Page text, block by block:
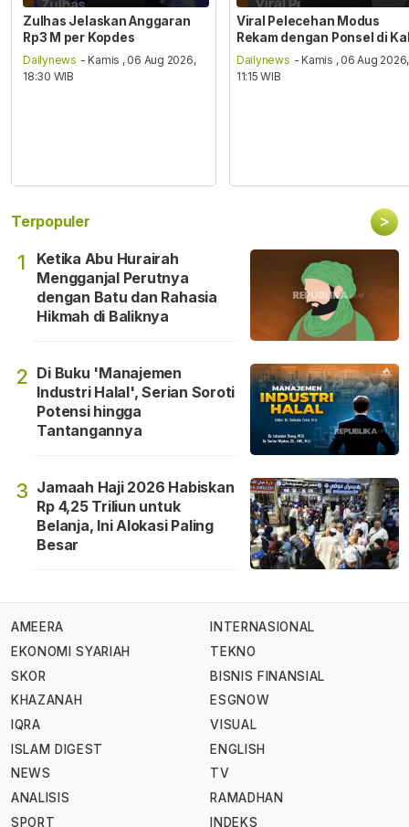
Zulhas Jelaskan Anggaran
Rp3 M per Kopdes
Dailynews - Kamis , 06 Aug 2026,
18:30 WIB
Viral Pelecehan Modus
Rekam dengan Ponsel di
Dailynews - Kamis , 06 Aug 2026,
11:15 WIB
Terpopuler >
1
Ketika Abu Hurairah
Mengganjal Perutnya
dengan Batu dan Rahasia
Hikmah di Baliknya
2 Di Buku 'Manajemen
Industri Halal', Serian Soroti
Potensi hingga
Tantangannya
3 Jamaah Haji 2026 Habiskan
Rp 4,25 Triliun untuk
Belanja, Ini Alokasi Paling
Besar
AMEERA
EKONOMI SYARIAH
SKOR
KHAZANAH
IQRA
ISLAM DIGEST
NEWS
ANALISIS
SPORT
INTERNASIONAL
TEKNO
BISNIS FINANSIAL
ESGNOW
VISUAL
ENGLISH
TV
RAMADHAN
INDEKS